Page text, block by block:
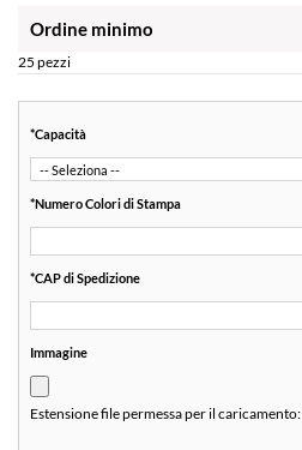
Ordine minimo
25 pezzi
*Capacità
*Numero Colori di Stampa
*CAP di Spedizione
Immagine
Estensione file permessa per il caricamento: